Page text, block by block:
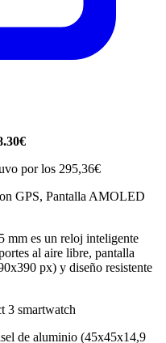
por los 295,36€
GPS, Pantalla AMOLED
es un reloj inteligente
al aire libre, pantalla
px) y diseño resistente
3 smartwatch
de aluminio (45x45x14,9